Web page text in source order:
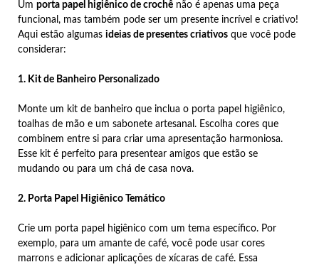
Um porta papel higiênico de crochê não é apenas uma peça
funcional, mas também pode ser um presente incrível e criativo!
Aqui estão algumas ideias de presentes criativos que você pode
considerar:
1. Kit de Banheiro Personalizado
Monte um kit de banheiro que inclua o porta papel higiênico,
toalhas de mão e um sabonete artesanal. Escolha cores que
combinem entre si para criar uma apresentação harmoniosa.
Esse kit é perfeito para presentear amigos que estão se
mudando ou para um chá de casa nova.
2. Porta Papel Higiênico Temático
Crie um porta papel higiênico com um tema específico. Por
exemplo, para um amante de café, você pode usar cores
marrons e adicionar aplicações de xícaras de café. Essa